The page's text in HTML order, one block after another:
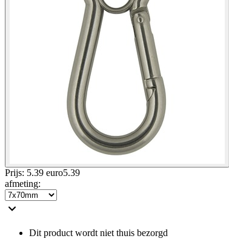
Prijs: 5.39 euro5.39
afmeting:
Dit product wordt niet thuis bezorgd